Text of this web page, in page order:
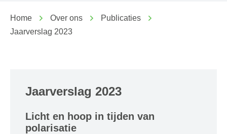
Home Over ons
Publicaties
Jaarverslag 2023
Jaarverslag 2023
Licht en hoop in tijden van
polarisatie